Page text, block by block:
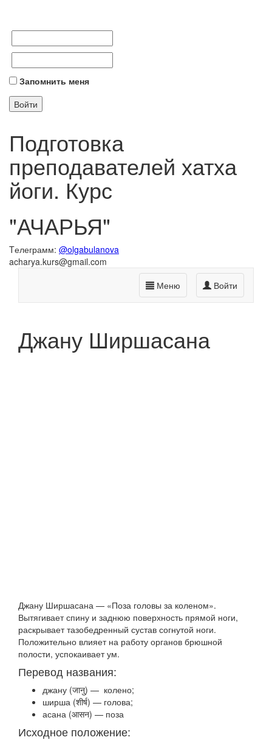
Запомнить меня
Подготовка
преподавателей хатха
йоги. Курс
"АЧАРЬЯ"
Tелеграмм: @olgabulanova
acharya.kurs@gmail.com
Войти
Меню
Джану Ширшасана
Джану Ширшасана — «Поза головы за коленом».
Вытягивает спину и заднюю поверхность прямой ноги,
раскрывает тазобедренный сустав согнутой ноги.
Положительно влияет на работу органов брюшной
полости, успокаивает ум.
Перевод названия:
джану (जानु) — колено;
ширша (शीर्ष) — голова;
асана (आसन) — поза
Исходное положение: